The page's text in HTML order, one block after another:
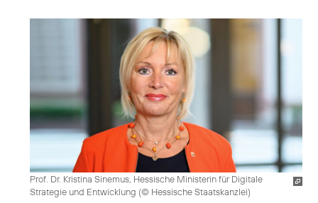
Prof. Dr. Kristina Sinemus, Hessische Ministerin für Digitale
Strategie und Entwicklung (© Hessische Staatskanzlei)